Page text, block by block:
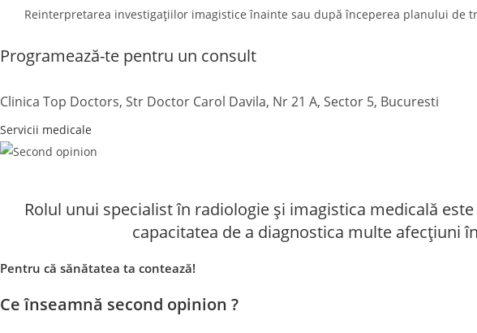
Reinterpretarea investigațiilor imagistice înainte sau după începerea planului de
Programează-te pentru un consult
Clinica Top Doctors, Str Doctor Carol Davila, Nr 21 A, Sector 5, Bucuresti
Servicii medicale
Rolul unui specialist în radiologie și imagistica medicală
capacitatea de a diagnostica multe afecțiuni
Pentru că sănătatea ta contează!
Ce înseamnă second opinion ?